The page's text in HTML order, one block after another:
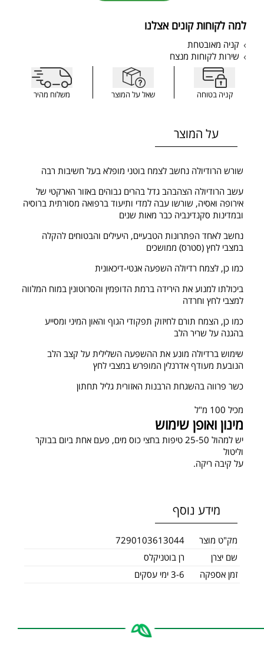
למה לקוחות קונים אצלנו
קניה מאובטחת
שירות לקוחות מנצח
קניה בטוחה שאל על המוצר משלוח מהיר
על המוצר
שורש הרודיולה נחשב לצמח בוטני מופלא בעל חשיבות רבה
עשב הרודיולה הצהבהב גדל בהרים גבוהים באזור הארקטי של
אירופה ואסיה, שורשו עבה למדי ותיעוד ברפואה מסורתית ברוסיה
ובמדינות סקנדינביה כבר מאות שנים
נחשב לאחד הפתרונות הטבעיים, היעילים והבטוחים להקלה
במצבי לחץ (סטרס) ממושכים
כמו כן, לּצמח רדיולה השפעה אנטי-דיכאונית
ביכולתו למנוע את הירידה ברמת הדופמין והסרוטונין במוח המלווה
למצבי לחץ וחרדה
כמו כן, הצמח תורם לחיזוק תפקודי הגוף והאון המיני ומסייע
בהגנה על שריר הלב
שימוש ברדיולה מונע את ההשפעה השלילית על קצב הלב
הנובעת מעודף אדרנלין המופרש במצבי לחץ
כשר פרווה בהשגחת הרבנות האזורית גליל תחתון
מכיל 100 מ"ל
מינון ואופן שימוש
יש למהול 25-50 טיפות בחצי כוס מים, פעם אחת ביום בבוקר
וליטול
על קיבה ריקה.
מידע נוסף
מק"ט מוצר
7290103613044
שם יצרן
רן בוטניקלס
זמן אספקה
3-6 ימי עסקים